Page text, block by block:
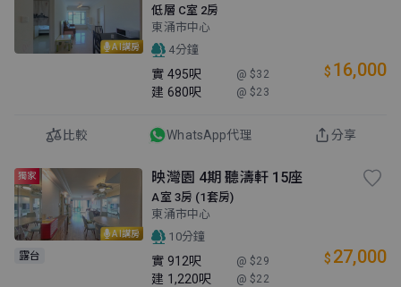
AI講房
低層 C室 2房
東涌市中心
4分鐘
實 495呎 @ $32
建 680呎 @ $23
$ 16,000
比較 WhatsApp代理 分享
AI講房
獨家
露台
映灣園 4期 聽濤軒 15座
A室 3房 (1套房)
東涌市中心
10分鐘
實 912呎 @ $29
建 1,220呎 @ $22
$ 27,000